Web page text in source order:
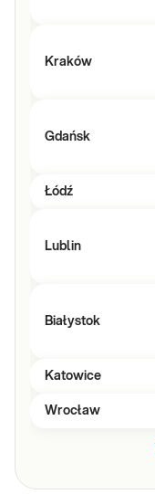
Kraków
Gdańsk
Łódź
Lublin
Białystok
Katowice
Wrocław